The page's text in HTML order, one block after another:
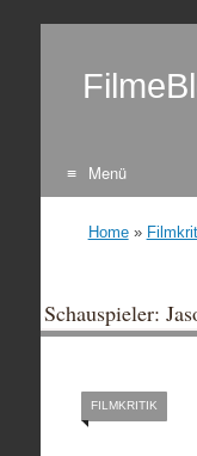
Menü
Home»
Schauspieler:
FILMKRITIK